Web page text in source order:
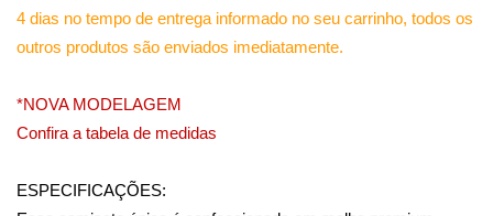
4 dias no tempo de entrega informado no seu carrinho, todos os
outros produtos são enviados imediatamente.
*NOVA MODELAGEM
Confira a tabela de medidas
ESPECIFICAÇÕES: